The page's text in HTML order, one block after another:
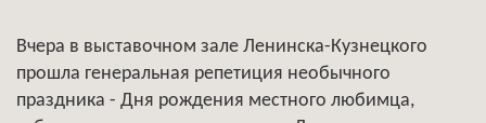
Вчера в выставочном зале Ленинска-Кузнецкого
прошла генеральная репетиция необычного
праздника - Дня рождения местного любимца,